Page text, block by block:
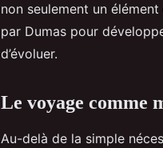
non seulement un
par Dumas pour
d’évoluer.
Le voyage comme
Au-delà de la simple